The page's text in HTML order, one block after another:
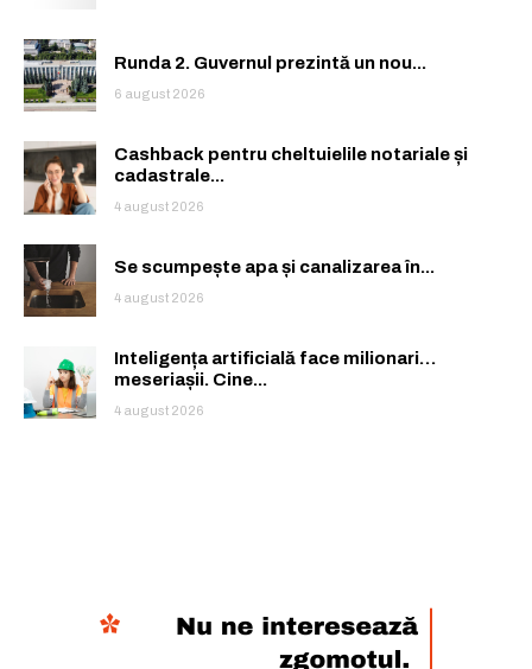
Runda 2. Guvernul prezintă un nou...
6 august 2026
Cashback pentru cheltuielile notariale și
cadastrale...
4 august 2026
Se scumpește apa și canalizarea în...
4 august 2026
Inteligența artificială face milionari…
meseriașii. Cine...
4 august 2026